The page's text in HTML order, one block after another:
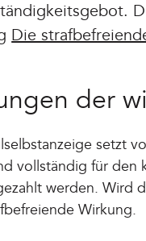
Die
der
setzt
vollständig für
werden. Wird
Wirkung.